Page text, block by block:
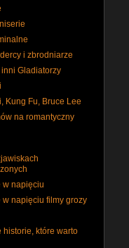
i zbrodniarze
Gladiatorzy
Kung Fu, Bruce Lee
na romantyczny
w napięciu
w napięciu filmy grozy
historie, które warto